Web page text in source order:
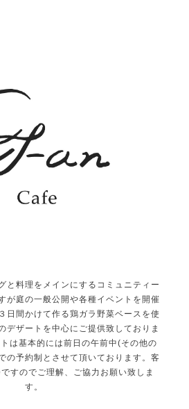
と料理をメインにするコミュニティー
が庭の一般公開や各種イベントを開催
日間かけて作る鶏ガラ野菜ベースを使
デザートを中心にご提供致しておりま
は基本的には前日の午前中(その他の
の予約制とさせて頂いております。客
すのでご理解、ご協力お願い致しま
す。